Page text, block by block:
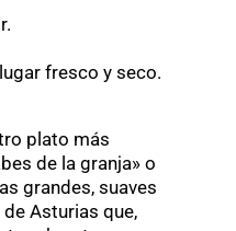
fresco y seco.
plato más
de la granja» o
grandes, suaves
Asturias que,